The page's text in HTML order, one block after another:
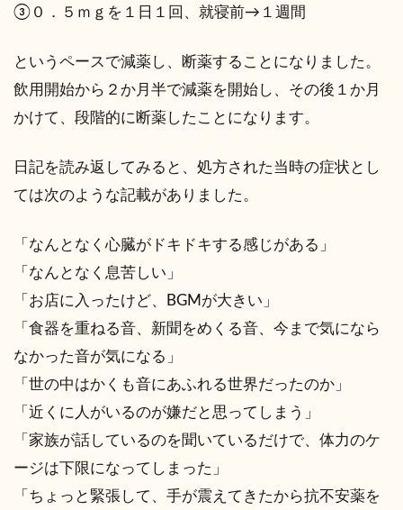
③０．５ｍｇを１日１回、就寝前→１週間
というペースで減薬し、断薬することになりました。
飲用開始から２か月半で減薬を開始し、その後１か月
かけて、段階的に断薬したことになります。
日記を読み返してみると、処方された当時の症状とし
ては次のような記載がありました。
「なんとなく心臓がドキドキする感じがある」
「なんとなく息苦しい」
「お店に入ったけど、BGMが大きい」
「食器を重ねる音、新聞をめくる音、今まで気になら
なかった音が気になる」
「世の中はかくも音にあふれる世界だったのか」
「近くに人がいるのが嫌だと思ってしまう」
「家族が話しているのを聞いているだけで、体力のケ
ージは下限になってしまった」
「ちょっと緊張して、手が震えてきたから抗不安薬を